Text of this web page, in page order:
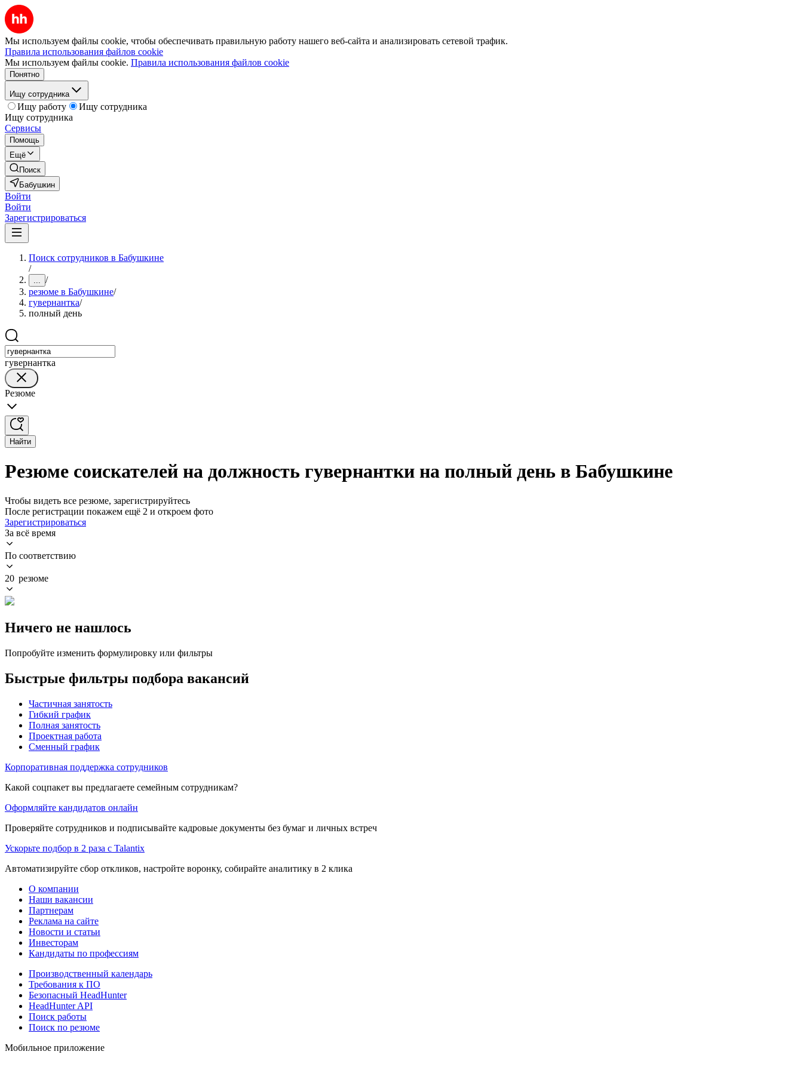
Мы используем файлы cookie, чтобы обеспечивать правильную работу нашего веб-сайта и анализировать сетевой трафик.
Правила использования файлов cookie
Мы используем файлы cookie. Правила использования файлов cookie
Понятно
Ищу сотрудника
Ищу работу
Ищу сотрудника
Ищу сотрудника
Сервисы
Помощь
Ещё
Поиск
Бабушкин
Войти
Войти
Зарегистрироваться
Поиск сотрудников в Бабушкине
/
... /
резюме в Бабушкине/
гувернантка/
полный день
гувернантка
Резюме
Найти
Резюме соискателей на должность гувернантки на полный день в Бабушкине
Чтобы видеть все резюме, зарегистрируйтесь
После регистрации покажем ещё 2 и откроем фото
Зарегистрироваться
За всё время
По соответствию
20 резюме
Ничего не нашлось
Попробуйте изменить формулировку или фильтры
Быстрые фильтры подбора вакансий
Частичная занятость
Гибкий график
Полная занятость
Проектная работа
Сменный график
Корпоративная поддержка сотрудников
Какой соцпакет вы предлагаете семейным сотрудникам?
Оформляйте кандидатов онлайн
Проверяйте сотрудников и подписывайте кадровые документы без бумаг и личных встреч
Ускорьте подбор в 2 раза с Talantix
Автоматизируйте сбор откликов, настройте воронку, собирайте аналитику в 2 клика
О компании
Наши вакансии
Партнерам
Реклама на сайте
Новости и статьи
Инвесторам
Кандидаты по профессиям
Производственный календарь
Требования к ПО
Безопасный HeadHunter
HeadHunter API
Поиск работы
Поиск по резюме
Мобильное приложение